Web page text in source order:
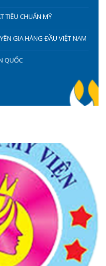
TIÊU CHUẨN MỸ
GIA HÀNG ĐẦU VIỆT NAM
QUỐC